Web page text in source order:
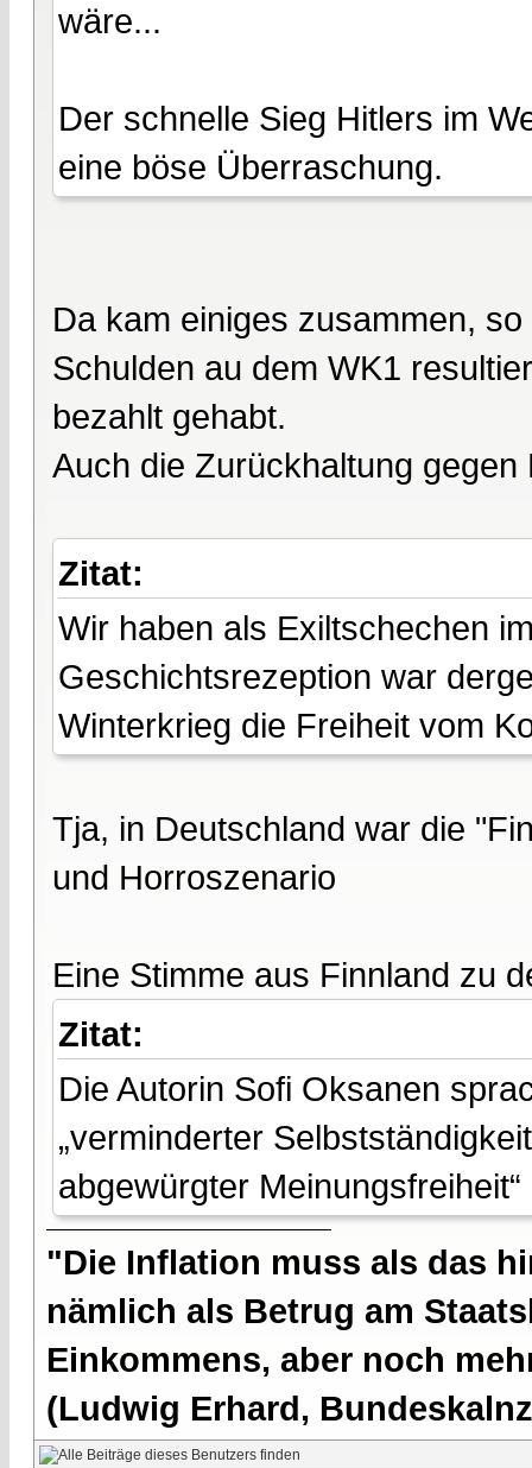
wäre...
Der schnelle Sieg Hitlers im
eine böse Überraschung.
Da kam einiges zusammen,
Schulden au dem WK1
bezahlt gehabt.
Auch die Zurückhaltung
Zitat:
Wir haben als Exiltschechen
Geschichtsrezeption war
Winterkrieg die Freiheit vom
Tja, in Deutschland war die
und Horroszenario
Eine Stimme aus Finnland zu
Zitat:
Die Autorin Sofi Oksanen
„verminderter
abgewürgter Meinungsfreiheit“
"Die Inflation muss als das
nämlich als Betrug am
Einkommens, aber noch
(Ludwig Erhard,